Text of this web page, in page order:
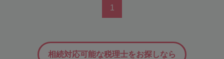
1
相続対応可能な税理士をお探しなら